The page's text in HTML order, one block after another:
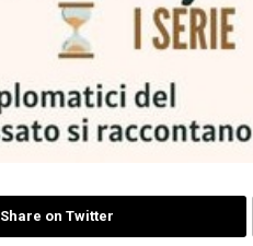
Share on Twitter